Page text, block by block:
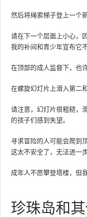
然后将绳索梯子登上一个
请在下一个层面上小心，
我的补间和青少年宣布它
在顶部的成人监督下，也
在螺旋幻灯片上滑入第二
请注意，幻灯片很粗糙，
的孩子们感到失望。
寻求冒险的人可能会爬到
这太不安全了，无法进一
成年人不愿攀登塔楼，但
珍珠岛和